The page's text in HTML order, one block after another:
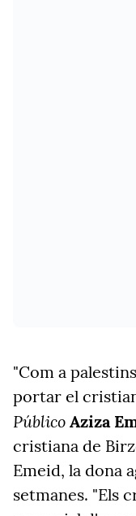
"Com a
portar el
Público Aziza
cristiana de
Emeid, la dona
setmanes. "Els